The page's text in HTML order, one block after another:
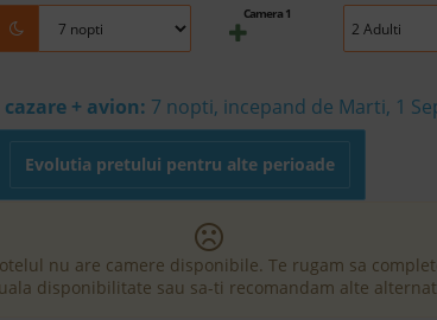
Camera 1
cazare + avion: 7 nopti, incepand de Marti, 1
Evolutia pretului pentru alte perioade
nu are camere disponibile. Te rugam sa
disponibilitate sau sa-ti recomandam alte